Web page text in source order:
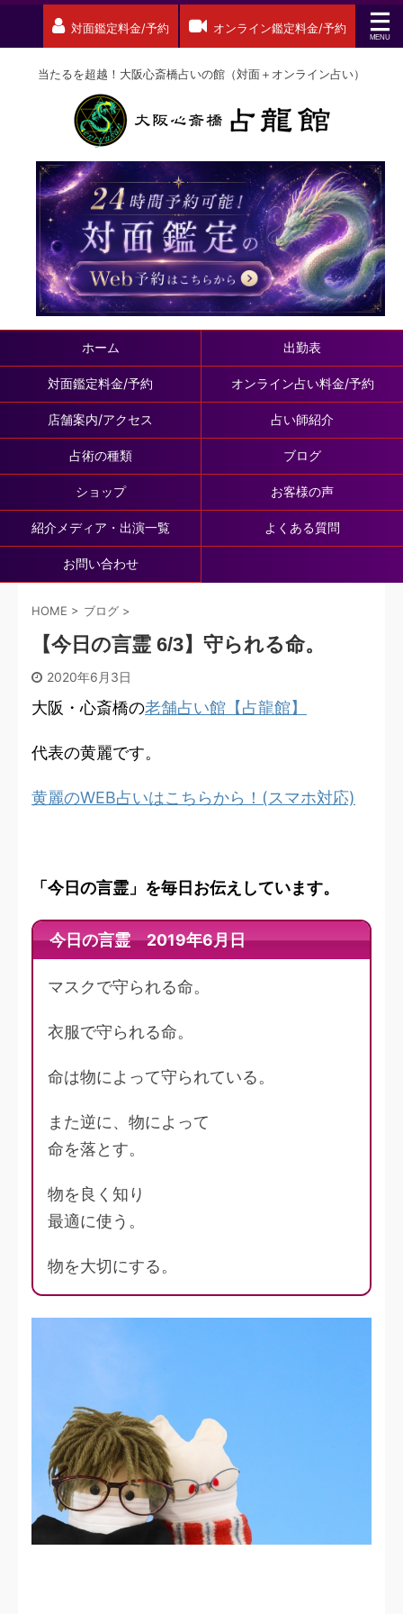
対面鑑定料金/予約 オンライン鑑定料金/予約
当たるを超越！大阪心斎橋占いの館（対面＋オンライン占い）
ホーム 出勤表
対面鑑定料金/予約 オンライン占い料金/予約
店舗案内/アクセス 占い師紹介
占術の種類 ブログ
ショップ お客様の声
紹介メディア・出演一覧 よくある質問
お問い合わせ
HOME > ブログ >
【今日の言霊 6/3】守られる命。
2020年6月3日
大阪・心斎橋の老舗占い館【占龍館】
代表の黄麗です。
黄麗のWEB占いはこちらから！(スマホ対応)
「今日の言霊」を毎日お伝えしています。
今日の言霊 2019年6月日
マスクで守られる命。
衣服で守られる命。
命は物によって守られている。
また逆に、物によって
命を落とす。
物を良く知り
最適に使う。
物を大切にする。